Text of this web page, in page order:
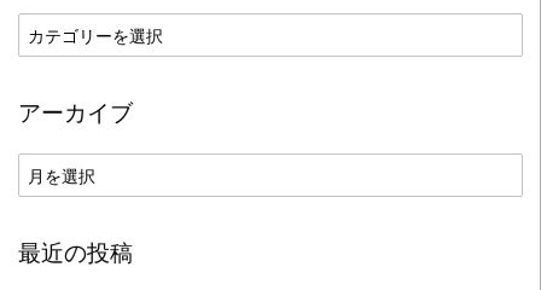
カ
テ
リ
アーカイブ
ア
ー
イ
最近の投稿